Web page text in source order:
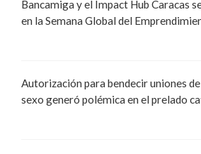
Bancamiga y el Impact Hub Caracas
en la Semana Global del
Autorización para bendecir uniones
sexo generó polémica en el prelado